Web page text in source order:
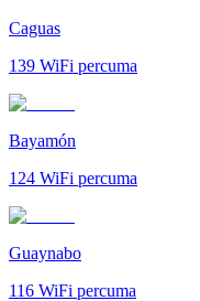
Caguas
139 WiFi percuma
Bayamón
124 WiFi percuma
Guaynabo
116 WiFi percuma